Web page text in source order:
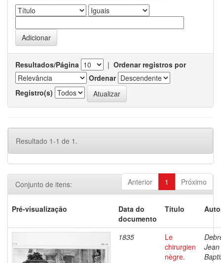
Resultados/Página | Ordenar registros por
Ordenar
Registro(s)
Resultado 1-1 de 1.
Anterior 1 Próximo
Conjunto de itens:
Pré-visualização
Data do
documento
Título
1835
Le
chirurgien
nègre.
Jean